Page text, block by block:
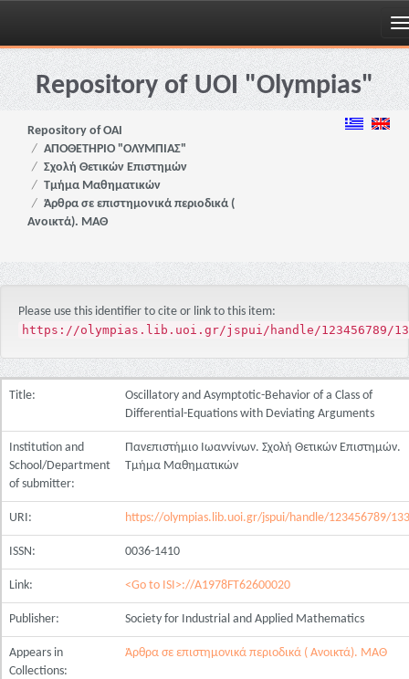
Skip
navigationRepository of UOI "Olympias"
Repository of OAI
ΑΠΟΘΕΤΗΡΙΟ "ΟΛΥΜΠΙΑΣ"
Σχολή Θετικών Επιστημών
Τμήμα Μαθηματικών
Άρθρα σε επιστημονικά περιοδικά (
Ανοικτά). ΜΑΘ
Please use this identifier to cite or link to this item:
https://olympias.lib.uoi.gr/jspui/handle/123456789/
Title:
Oscillatory and Asymptotic-Behavior of a Class of
Differential-Equations with Deviating Arguments
Institution and
School/Department
of submitter:
Πανεπιστήμιο Ιωαννίνων. Σχολή Θετικών Επιστημών.
Τμήμα Μαθηματικών
URI: https://olympias.lib.uoi.gr/jspui/handle/123456789/
ISSN: 0036-1410
Link: <Go to ISI>://A1978FT62600020
Publisher: Society for Industrial and Applied Mathematics
Appears in
Collections:
Άρθρα σε επιστημονικά περιοδικά ( Ανοικτά). ΜΑΘ